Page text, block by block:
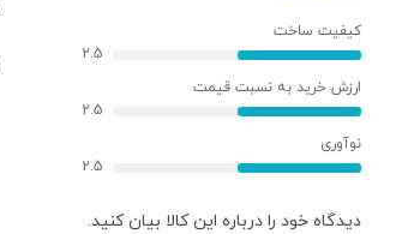
کیفیت ساخت
2.5
ارزش خرید به نسبت قیمت
2.5
نوآوری
2.5
دیدگاه خود را درباره این کالا بیان کنید.